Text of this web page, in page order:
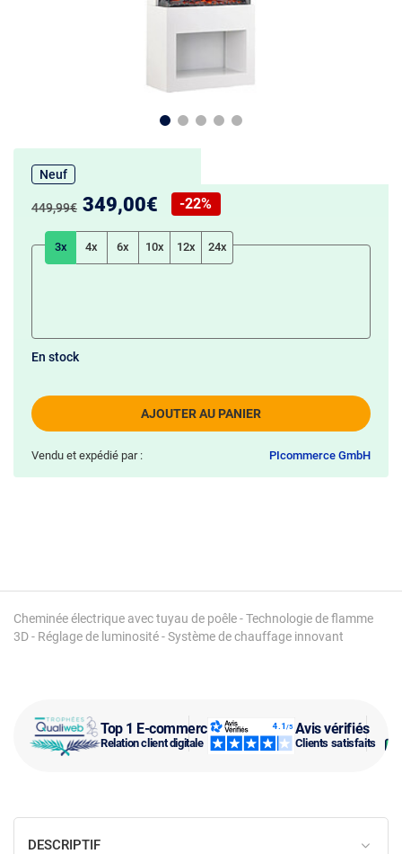
Top 1 E-commerce
Relation client digitale
Avis vérifiés
Clients satisfaits
Cheminée électrique avec tuyau de poêle - Technologie de flamme
3D - Réglage de luminosité - Système de chauffage innovant
Neuf
Ancien prix :
449,99€ Nouveau prix :
349,00€
Réduction de :
-22%
3x 4x 6x 10x 12x 24x
AJOUTER AU PANIER
En stock
Vendu et expédié par : PIcommerce GmbH
DESCRIPTIF